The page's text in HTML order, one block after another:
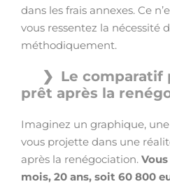
dans les frais annexes. Ce
vous ressentez la nécessité
méthodiquement.
Le comparatif
prêt après la
Imaginez un graphique,
vous projette dans une
après la renégociation. Vous
mois, 20 ans, soit 60 800